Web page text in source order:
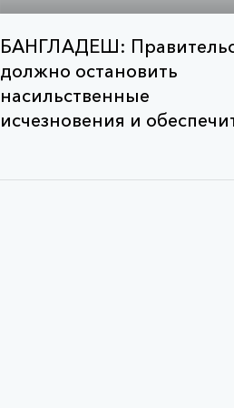
БАНГЛАДЕШ:
должно остановить
насильственные
исчезновения и